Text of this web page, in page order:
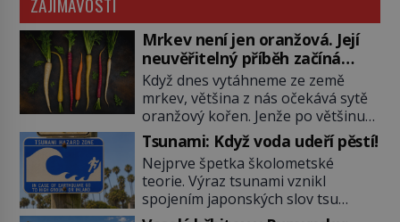
Mrkev není jen oranžová. Její
neuvěřitelný příběh začíná
fialovou barvou
Když dnes vytáhneme ze země
mrkev, většina z nás očekává sytě
oranžový kořen. Jenže po většinu
své historie je mrkev všechno
možné, jen ne oranžová. Je fialová,
žlutá, bílá, někdy dokonce téměř
černá. Až díky stovkám let
pečlivého šlechtění se z ní stává
Tsunami: Když voda udeří pěstí!
Nejprve špetka školometské
teorie. Výraz tsunami vznikl
spojením japonských slov tsu
(přístav) a nami (vlna). Jedná se o